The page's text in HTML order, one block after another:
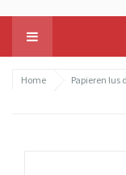
Home
Papieren lus